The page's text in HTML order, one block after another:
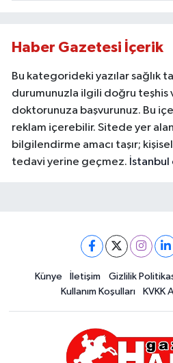
Haber Gazetesi İçerik
Bu kategorideki yazılar sağlık
durumunuzla ilgili doğru teşhis
doktorunuza başvurunuz. Bu
reklam içerebilir. Sitede yer
bilgilendirme amacı taşır;
tedavi yerine geçmez. İstanbul
Künye İletişim Gizlilik
Kullanım Koşulları
KVKK